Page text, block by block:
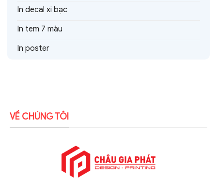
In decal xi bạc
In tem 7 màu
In poster
VỀ CHÚNG TÔI